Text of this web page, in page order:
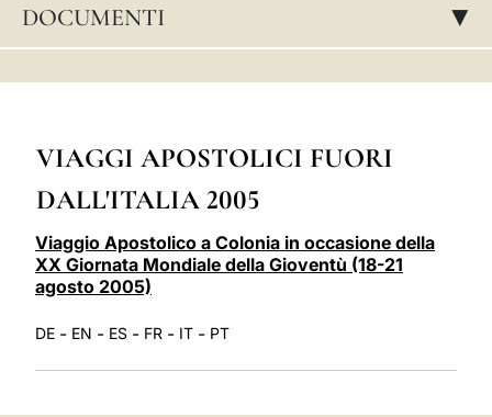
DOCUMENTI ▸
VIAGGI APOSTOLICI FUORI
DALL'ITALIA 2005
Viaggio Apostolico a Colonia in occasione della
XX Giornata Mondiale della Gioventù (18-21
agosto 2005)
DE - EN - ES - FR - IT - PT